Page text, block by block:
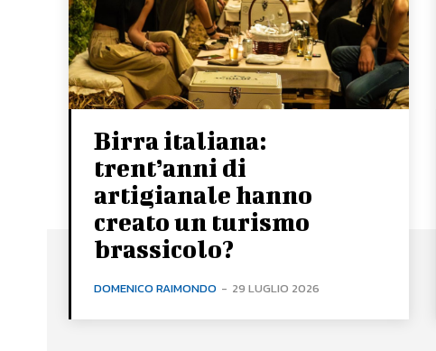
Birra italiana:
trent’anni di
artigianale hanno
creato un turismo
brassicolo?
DOMENICO RAIMONDO - 29 LUGLIO 2026